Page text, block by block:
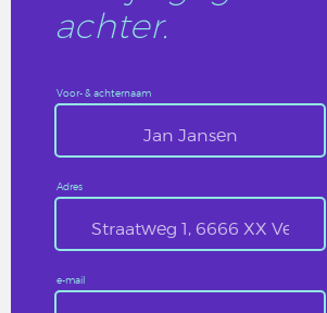
achter.
Voor- & achternaam
Adres
e-mail